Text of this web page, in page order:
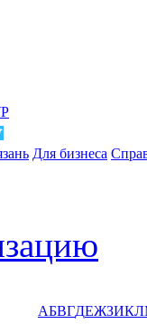
Для бизнеса
АБВГДЕЖЗИКЛ